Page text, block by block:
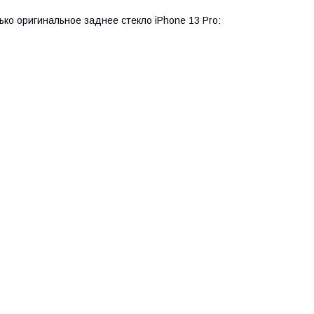
оригинальное заднее стекло iPhone 13 Pro: